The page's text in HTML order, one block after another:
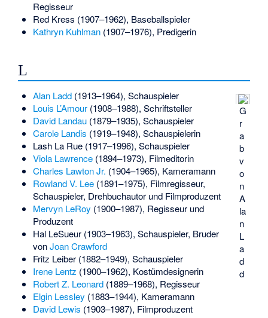
Regisseur
Red Kress (1907–1962), Baseballspieler
Kathryn Kuhlman(1907–1976), Predigerin
L
G
r
a
b
v
o
n
A
la
n
L
a
d
d
Alan Ladd(1913–1964), Schauspieler
Louis L’Amour(1908–1988), Schriftsteller
David Landau(1879–1935), Schauspieler
Carole Landis (1919–1948), Schauspielerin
Lash La Rue(1917–1996), Schauspieler
Viola Lawrence(1894–1973), Filmeditorin
Charles Lawton Jr. (1904–1965), Kameramann
Rowland V. Lee(1891–1975), Filmregisseur,
Schauspieler, Drehbuchautor und Filmproduzent
Mervyn LeRoy (1900–1987), Regisseur und
Produzent
Hal LeSueur(1903–1963), Schauspieler, Bruder
vonJoan Crawford
Fritz Leiber(1882–1949), Schauspieler
Irene Lentz (1900–1962), Kostümdesignerin
Robert Z. Leonard(1889–1968), Regisseur
Elgin Lessley (1883–1944), Kameramann
David Lewis (1903–1987), Filmproduzent